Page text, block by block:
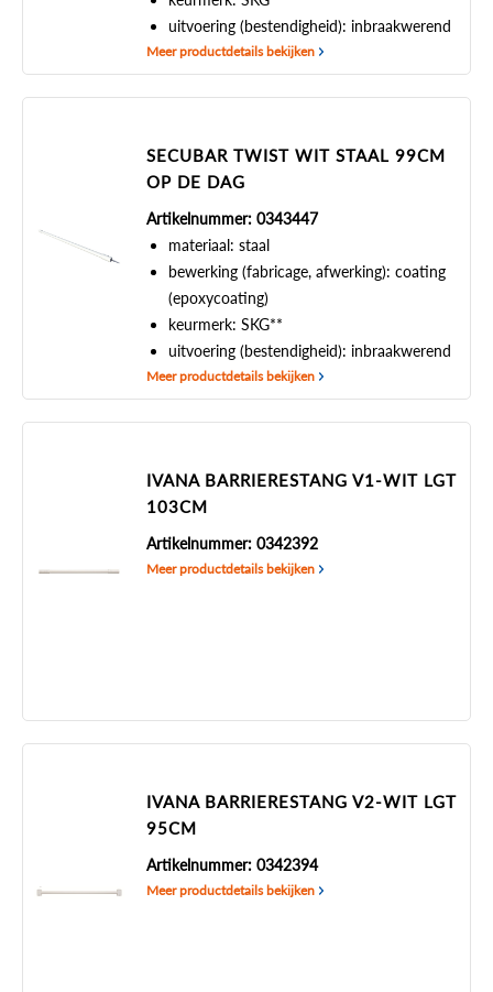
uitvoering (bestendigheid): inbraakwerend
Meer productdetails bekijken
SECUBAR TWIST WIT STAAL 99CM
OP DE DAG
Artikelnummer: 0343447
materiaal: staal
bewerking (fabricage, afwerking): coating
(epoxycoating)
keurmerk: SKG**
uitvoering (bestendigheid): inbraakwerend
Meer productdetails bekijken
IVANA BARRIERESTANG V1-WIT LGT
103CM
Artikelnummer: 0342392
Meer productdetails bekijken
IVANA BARRIERESTANG V2-WIT LGT
95CM
Artikelnummer: 0342394
Meer productdetails bekijken